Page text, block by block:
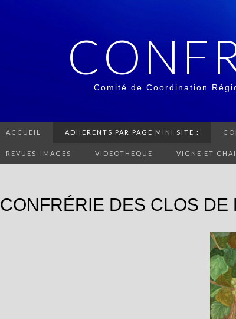
Comité de Coordination
ACCUEIL ADHERENTS PAR PAGE MINI SITE :
REVUES-IMAGES VIDEOTHEQUE VIGNE ET CHAI
CONFRÉRIE DES CLOS DE